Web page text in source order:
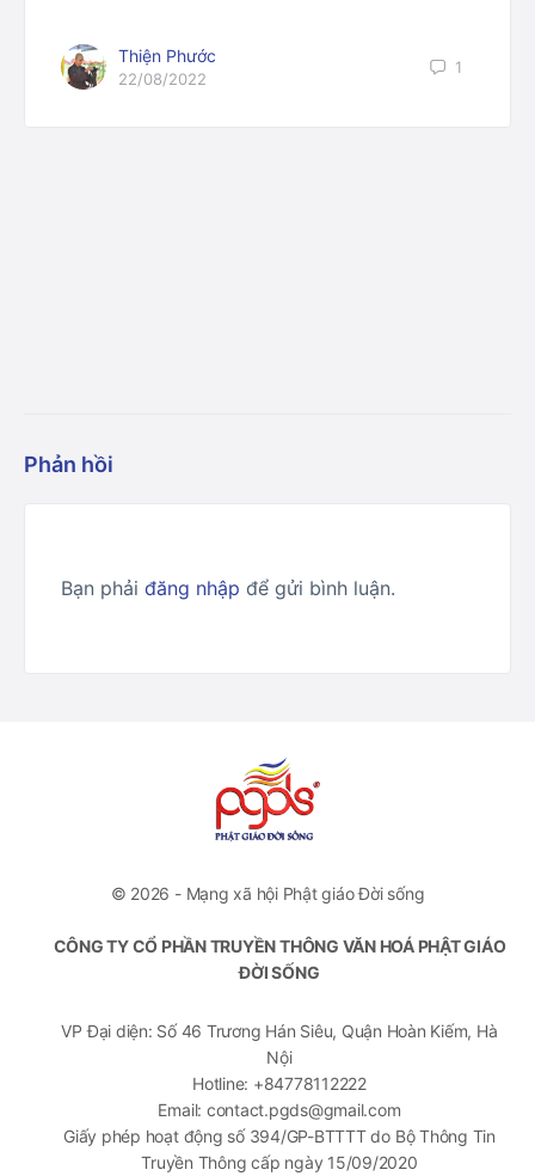
Thiện Phước
22/08/2022
1
Phản hồi
Bạn phải đăng nhập để gửi bình luận.
© 2026 - Mạng xã hội Phật giáo Đời sống
CÔNG TY CỔ PHẦN TRUYỀN THÔNG VĂN HOÁ PHẬT GIÁO
ĐỜI SỐNG
VP Đại diện: Số 46 Trương Hán Siêu, Quận Hoàn Kiếm, Hà
Nội
Hotline: +84778112222
Email: contact.pgds@gmail.com
Giấy phép hoạt động số 394/GP-BTTTT do Bộ Thông Tin
Truyền Thông cấp ngày 15/09/2020